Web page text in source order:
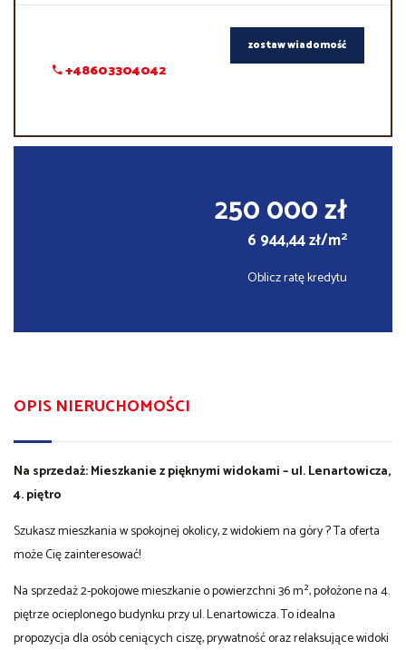
+48603304042
zostaw wiadomość
250 000 zł
6 944,44 zł/m2
Oblicz ratę kredytu
OPIS NIERUCHOMOŚCI
Na sprzedaż: Mieszkanie z pięknymi widokami – ul. Lenartowicza,
4. piętro
Szukasz mieszkania w spokojnej okolicy, z widokiem na góry ? Ta oferta
może Cię zainteresować!
Na sprzedaż 2-pokojowe mieszkanie o powierzchni 36 m², położone na 4.
piętrze ocieplonego budynku przy ul. Lenartowicza. To idealna
propozycja dla osób ceniących ciszę, prywatność oraz relaksujące widoki